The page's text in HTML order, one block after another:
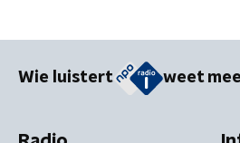
Wie luistert weet